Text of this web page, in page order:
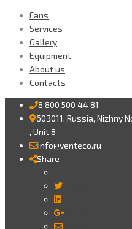
Fans
Services
Gallery
Equipment
About us
Contacts
8 800 500 44 81
603011, Russia, Nizhny
, Unit 8
info@venteco.ru
Share